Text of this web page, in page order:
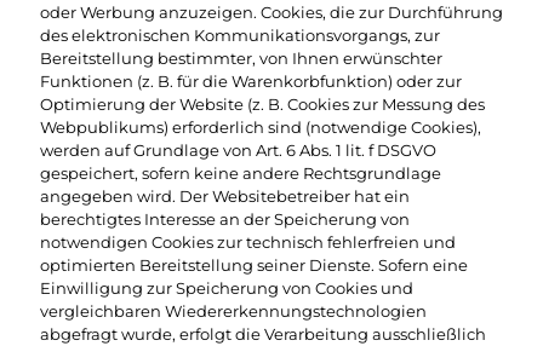
oder Werbung anzuzeigen. Cookies, die zur Durchführung
des elektronischen Kommunikationsvorgangs, zur
Bereitstellung bestimmter, von Ihnen erwünschter
Funktionen (z. B. für die Warenkorbfunktion) oder zur
Optimierung der Website (z. B. Cookies zur Messung des
Webpublikums) erforderlich sind (notwendige Cookies),
werden auf Grundlage von Art. 6 Abs. 1 lit. f DSGVO
gespeichert, sofern keine andere Rechtsgrundlage
angegeben wird. Der Websitebetreiber hat ein
berechtigtes Interesse an der Speicherung von
notwendigen Cookies zur technisch fehlerfreien und
optimierten Bereitstellung seiner Dienste. Sofern eine
Einwilligung zur Speicherung von Cookies und
vergleichbaren Wiedererkennungstechnologien
abgefragt wurde, erfolgt die Verarbeitung ausschließlich